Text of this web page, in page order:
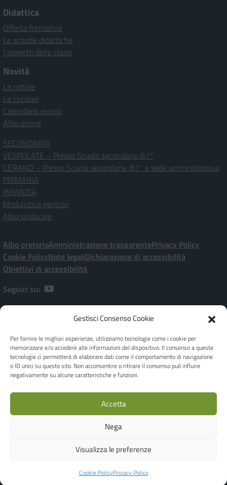
Gestisci Consenso Cookie
Per fornire le migliori esperienze, utilizziamo tecnologie come i cookie per
memorizzare e/o accedere alle informazioni del dispositivo. Il consenso a queste
tecnologie ci permetterà di elaborare dati come il comportamento di navigazione
o ID unici su questo sito. Non acconsentire o ritirare il consenso può influire
negativamente su alcune caratteristiche e funzioni.
Accetta
Nega
Visualizza le preferenze
Cookie PolicyPrivacy Policy
Didattica
Offerta formativa
Le schede didattiche
I progetti delle classi
Novità
Le notizie
Le circolari
Calendario eventi
Albo online
SECONDARIA
VESPOLATE – Plesso Scuola secondaria di I°
CERANO – Plesso Scuola secondaria di I° e sede amministrativa
PRIMARIA
INFANZIA
Modulistica genitori
Albo sindacale
Albo pretorioAmministrazione trasparentePrivacy Policy
Cookie PolicyNote legaliDichiarazione di accessibilità
Obiettivi di accessibilità
Seguici su:
Istituto Comprensivo Statale “P. Ramati” | Viale Marchetti, 20 – 28065
[+39] 0321-728182 | noic80900a@istruzione.it | Codice meccanografico:
NOIC80900A - C.F. 80010970038
Dirigente Scolastica: Dott.ssa Giuseppina FEROLO
Responsabile della Protezione dei dati - DPO Privacy: Ing. Luca Corbellini -
IBAN: IT19M0306945710100000046035 | Codice Univoco Ufficio per
Realizzato byWEB'S RIVER
Concept & Design by Designers Italia